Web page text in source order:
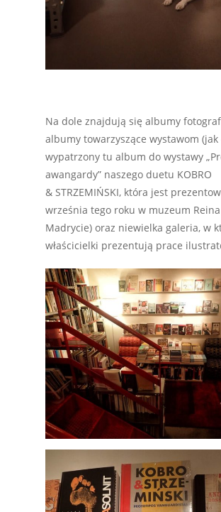
Na dole znajdują się albumy
albumy towarzyszące wystawom (jak
wypatrzony tu album do wystawy
awangardy” naszego duetu KOBRO
& STRZEMIŃSKI, która jest
września tego roku w muzeum
Madrycie) oraz niewielka galeria, w
właścicielki prezentują prace